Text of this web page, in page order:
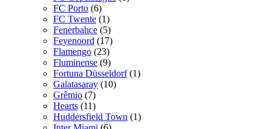
FC Porto (6)
FC Twente (1)
Fenerbahce (5)
Feyenoord (17)
Flamengo (23)
Fluminense (9)
Fortuna Düsseldorf (1)
Galatasaray (10)
Grêmio (7)
Hearts (11)
Huddersfield Town (1)